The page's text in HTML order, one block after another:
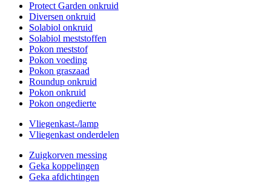
Protect Garden onkruid
Diversen onkruid
Solabiol onkruid
Solabiol meststoffen
Pokon meststof
Pokon voeding
Pokon graszaad
Roundup onkruid
Pokon onkruid
Pokon ongedierte
Vliegenkast-/lamp
Vliegenkast onderdelen
Zuigkorven messing
Geka koppelingen
Geka afdichtingen